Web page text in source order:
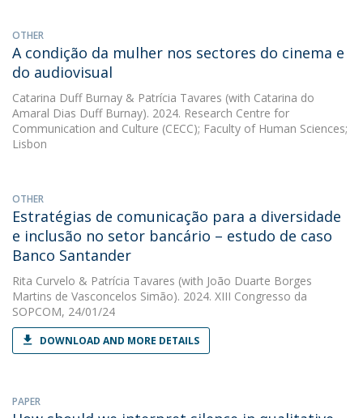
OTHER
A condição da mulher nos sectores do cinema e
do audiovisual
Catarina Duff Burnay & Patrícia Tavares (with Catarina do
Amaral Dias Duff Burnay). 2024. Research Centre for
Communication and Culture (CECC); Faculty of Human Sciences;
Lisbon
OTHER
Estratégias de comunicação para a diversidade
e inclusão no setor bancário – estudo de caso
Banco Santander
Rita Curvelo & Patrícia Tavares (with João Duarte Borges
Martins de Vasconcelos Simão). 2024. XIII Congresso da
SOPCOM, 24/01/24
DOWNLOAD AND MORE DETAILS
PAPER